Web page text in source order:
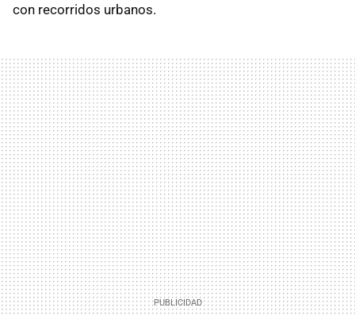
con recorridos urbanos.